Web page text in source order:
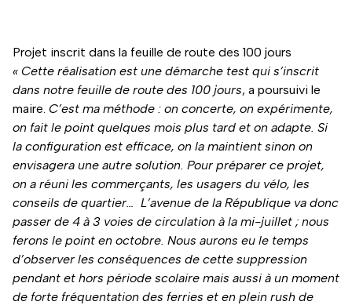
Projet inscrit dans la feuille de route des 100 jours
« Cette réalisation est une démarche test qui s’inscrit
dans notre feuille de route des 100 jours, a poursuivi le
maire. C’est ma méthode : on concerte, on expérimente,
on fait le point quelques mois plus tard et on adapte. Si
la configuration est efficace, on la maintient sinon on
envisagera une autre solution. Pour préparer ce projet,
on a réuni les commerçants, les usagers du vélo, les
conseils de quartier… L’avenue de la République va donc
passer de 4 à 3 voies de circulation à la mi-juillet ; nous
ferons le point en octobre. Nous aurons eu le temps
d’observer les conséquences de cette suppression
pendant et hors période scolaire mais aussi à un moment
de forte fréquentation des ferries et en plein rush de